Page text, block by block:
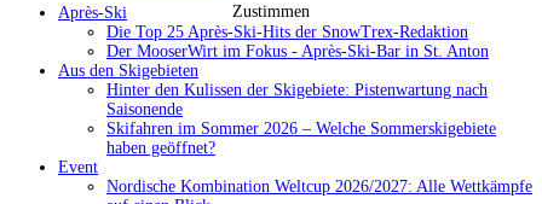
Zustimmen
Après-Ski
Die Top 25 Après-Ski-Hits der SnowTrex-Redaktion
Der MooserWirt im Fokus - Après-Ski-Bar in St. Anton
Aus den Skigebieten
Hinter den Kulissen der Skigebiete: Pistenwartung nach
Saisonende
Skifahren im Sommer 2026 – Welche Sommerskigebiete
haben geöffnet?
Event
Nordische Kombination Weltcup 2026/2027: Alle Wettkämpfe